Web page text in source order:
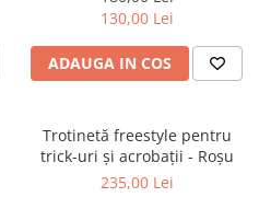
130,00 Lei
ADAUGA IN COS
Trotinetă freestyle pentru
trick-uri și acrobații - Roșu
235,00 Lei